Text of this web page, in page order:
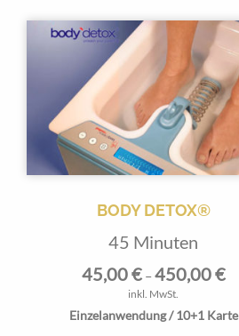
BODY DETOX®
45 Minuten
45,00€– 450,00€
inkl. MwSt.
Einzelanwendung / 10+1 Karte